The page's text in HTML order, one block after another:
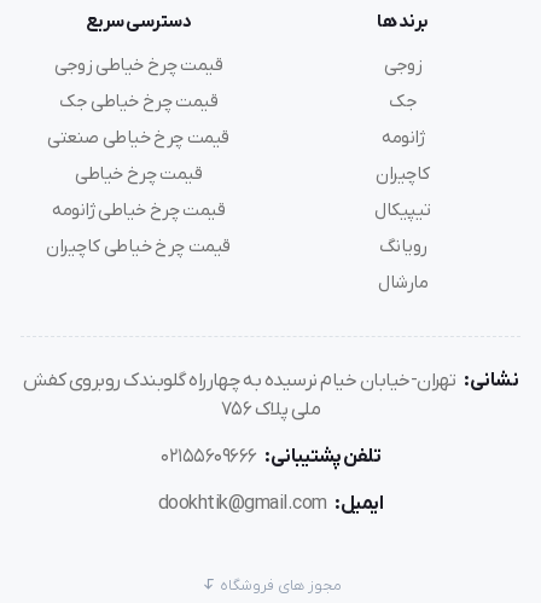
عیب یابی بوبین شیر برقی اتو بخار
مشکلات رایج بوبین شیر برقی در اتو بخار:
عدم خروج بخار
نشت مداوم بخار
خروج نامنظم بخار
بررسی اتصالات الکتریکی
تست مقاومت بوبین با مولتی‌متر
بررسی عملکرد مکانیکی شیر
در صورت خرابی بوبین، مراحل تعویض به شرح زیر است:
برند ها
زوجی
جک
ژانومه
کاچیران
تیپیکال
رویانگ
مارشال
دسترسی سریع
قیمت چرخ خیاطی زوجی
قیمت چرخ خیاطی جک
قیمت چرخ خیاطی صنعتی
قیمت چرخ خیاطی
قیمت چرخ خیاطی ژانومه
قیمت چرخ خیاطی کاچیران
نشانی: تهران-خیابان خیام نرسیده به چهارراه گلوبندک روبروی کفش
ملی پلاک 756
تلفن پشتیبانی: 02155609666
ایمیل: dookhtik@gmail.com
مجوز های فروشگاه